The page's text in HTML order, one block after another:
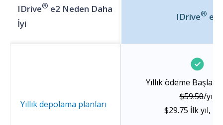
IDrive® e2 Neden Daha
İyi
IDrive® e2
Yıllık depolama planları
Yıllık ödeme
$59.50/yıl
$29.75 İlk yıl, 1